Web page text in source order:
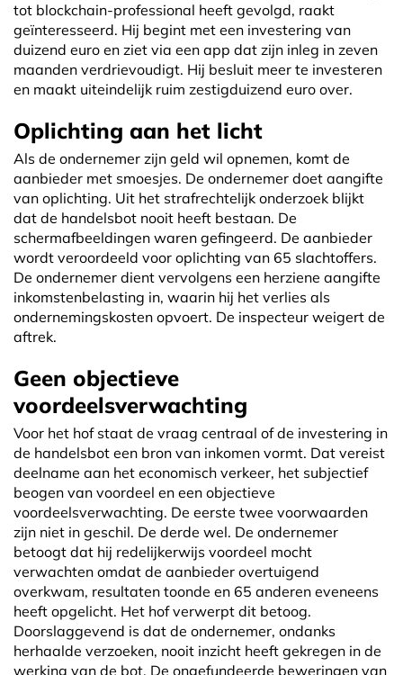
tot blockchain-professional heeft gevolgd, raakt
geïnteresseerd. Hij begint met een investering van
duizend euro en ziet via een app dat zijn inleg in zeven
maanden verdrievoudigt. Hij besluit meer te investeren
en maakt uiteindelijk ruim zestigduizend euro over.
Oplichting aan het licht
Als de ondernemer zijn geld wil opnemen, komt de
aanbieder met smoesjes. De ondernemer doet aangifte
van oplichting. Uit het strafrechtelijk onderzoek blijkt
dat de handelsbot nooit heeft bestaan. De
schermafbeeldingen waren gefingeerd. De aanbieder
wordt veroordeeld voor oplichting van 65 slachtoffers.
De ondernemer dient vervolgens een herziene aangifte
inkomstenbelasting in, waarin hij het verlies als
ondernemingskosten opvoert. De inspecteur weigert de
aftrek.
Geen objectieve
voordeelsverwachting
Voor het hof staat de vraag centraal of de investering in
de handelsbot een bron van inkomen vormt. Dat vereist
deelname aan het economisch verkeer, het subjectief
beogen van voordeel en een objectieve
voordeelsverwachting. De eerste twee voorwaarden
zijn niet in geschil. De derde wel. De ondernemer
betoogt dat hij redelijkerwijs voordeel mocht
verwachten omdat de aanbieder overtuigend
overkwam, resultaten toonde en 65 anderen eveneens
heeft opgelicht. Het hof verwerpt dit betoog.
Doorslaggevend is dat de ondernemer, ondanks
herhaalde verzoeken, nooit inzicht heeft gekregen in de
werking van de bot. De ongefundeerde beweringen van